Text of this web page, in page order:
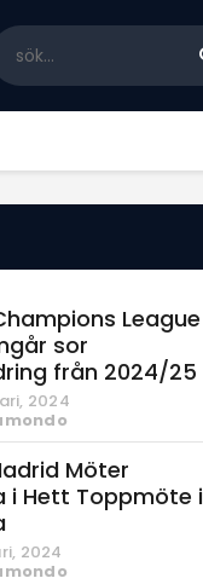
League
sor
från 2024/25
2024
Möter
i Hett Toppmöte i
2024